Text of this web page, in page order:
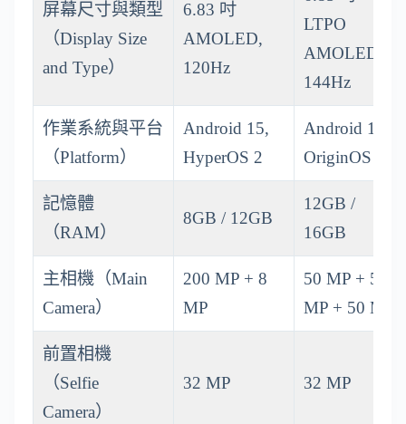
屏幕尺寸與類型
（Display Size
and Type）
6.83 吋
AMOLED,
120Hz
LTPO
AMOLED,
144Hz
作業系統與平台
（Platform）
Android 15,
HyperOS 2
Android 16,
OriginOS 6
記憶體
（RAM）
8GB / 12GB
12GB /
16GB
主相機（Main
Camera）
200 MP + 8
MP
50 MP + 50
MP + 50 MP
前置相機
（Selfie
Camera）
32 MP 32 MP